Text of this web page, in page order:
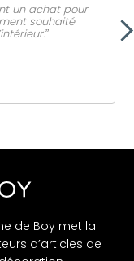
un achat pour
souhaité
de Boy met la
d’articles de